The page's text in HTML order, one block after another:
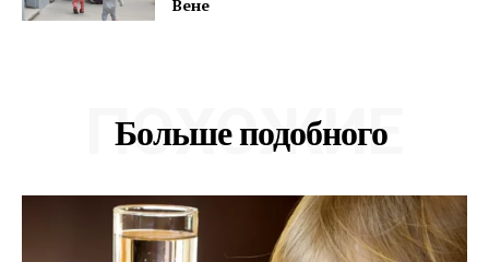
Вене
Больше подобного
ПОХОЖИЕ